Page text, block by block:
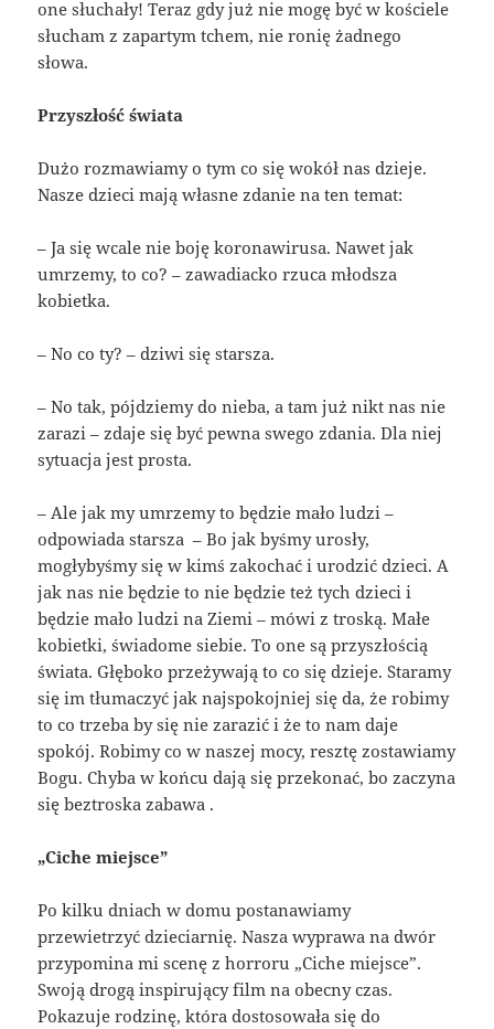
one słuchały! Teraz gdy już nie mogę być w kościele
słucham z zapartym tchem, nie ronię żadnego
słowa.
Przyszłość świata
Dużo rozmawiamy o tym co się wokół nas dzieje.
Nasze dzieci mają własne zdanie na ten temat:
– Ja się wcale nie boję koronawirusa. Nawet jak
umrzemy, to co? – zawadiacko rzuca młodsza
kobietka.
– No co ty? – dziwi się starsza.
– No tak, pójdziemy do nieba, a tam już nikt nas nie
zarazi – zdaje się być pewna swego zdania. Dla niej
sytuacja jest prosta.
– Ale jak my umrzemy to będzie mało ludzi –
odpowiada starsza – Bo jak byśmy urosły,
mogłybyśmy się w kimś zakochać i urodzić dzieci. A
jak nas nie będzie to nie będzie też tych dzieci i
będzie mało ludzi na Ziemi – mówi z troską. Małe
kobietki, świadome siebie. To one są przyszłością
świata. Głęboko przeżywają to co się dzieje. Staramy
się im tłumaczyć jak najspokojniej się da, że robimy
to co trzeba by się nie zarazić i że to nam daje
spokój. Robimy co w naszej mocy, resztę zostawiamy
Bogu. Chyba w końcu dają się przekonać, bo zaczyna
się beztroska zabawa .
„Ciche miejsce”
Po kilku dniach w domu postanawiamy
przewietrzyć dzieciarnię. Nasza wyprawa na dwór
przypomina mi scenę z horroru „Ciche miejsce”.
Swoją drogą inspirujący film na obecny czas.
Pokazuje rodzinę, która dostosowała się do